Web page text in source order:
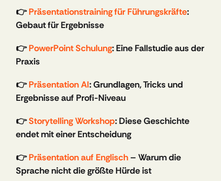
👉 Präsentationstraining für Führungskräfte:
Gebaut für Ergebnisse
👉 PowerPoint Schulung: Eine Fallstudie aus der
Praxis
👉 Präsentation AI: Grundlagen, Tricks und
Ergebnisse auf Profi-Niveau
👉 Storytelling Workshop: Diese Geschichte
endet mit einer Entscheidung
👉 Präsentation auf Englisch – Warum die
Sprache nicht die größte Hürde ist